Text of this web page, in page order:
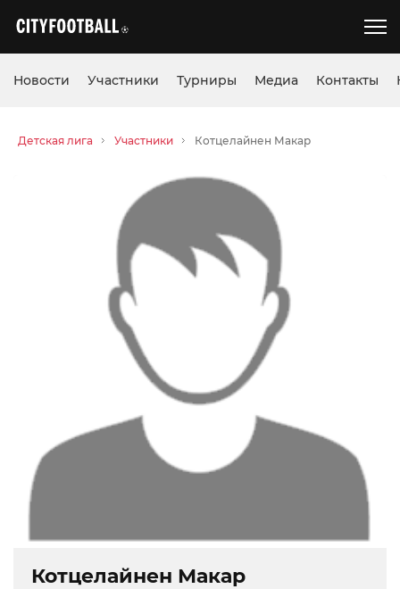
Новости Участники Турниры Медиа Контакты
Детская лига Участники Котцелайнен Макар
Котцелайнен Макар